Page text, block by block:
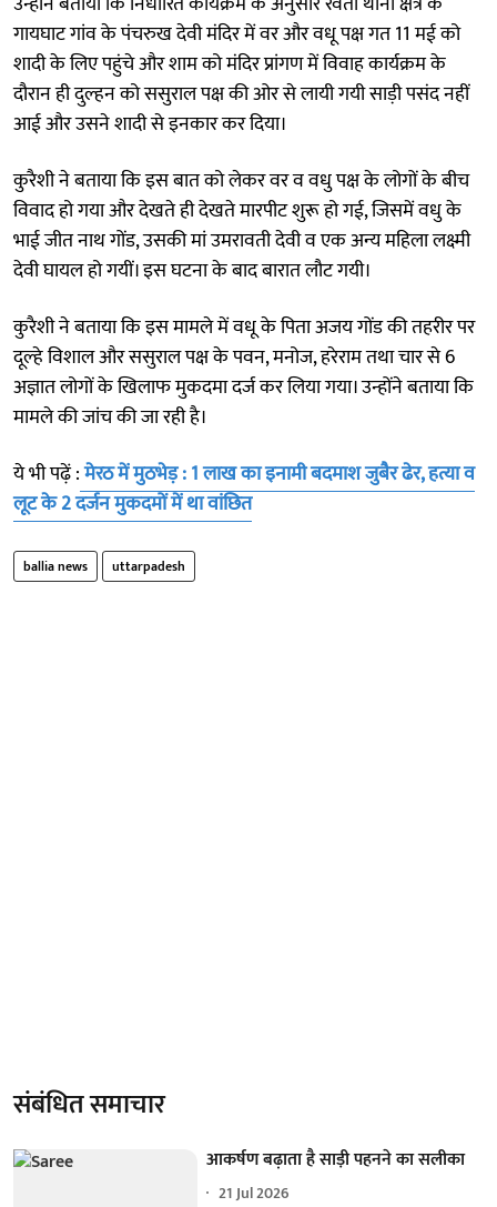
गायघाट गांव के पंचरुख देवी मंदिर में वर और वधू पक्ष गत 11 मई को
शादी के लिए पहुंचे और शाम को मंदिर प्रांगण में विवाह कार्यक्रम के
दौरान ही दुल्हन को ससुराल पक्ष की ओर से लायी गयी साड़ी पसंद नहीं
आई और उसने शादी से इनकार कर दिया।
कुरैशी ने बताया कि इस बात को लेकर वर व वधु पक्ष के लोगों के बीच
विवाद हो गया और देखते ही देखते मारपीट शुरू हो गई, जिसमें वधु के
भाई जीत नाथ गोंड, उसकी मां उमरावती देवी व एक अन्य महिला लक्ष्मी
देवी घायल हो गयीं‍। इस घटना के बाद बारात लौट गयी।
कुरैशी ने बताया कि इस मामले में वधू के पिता अजय गोंड की तहरीर पर
दूल्हे विशाल और ससुराल पक्ष के पवन, मनोज, हरेराम तथा चार से 6
अज्ञात लोगों के खिलाफ मुकदमा दर्ज कर लिया गया। उन्होंने बताया कि
मामले की जांच की जा रही है।
ये भी पढ़ें :मेरठ में मुठभेड़ : 1 लाख का इनामी बदमाश जुबैर ढेर, हत्या व
लूट के 2 दर्जन मुकदमों में था वांछित
ballia news uttarpadesh
संबंधित समाचार
आकर्षण बढ़ाता है साड़ी पहनने का सलीका
21 Jul 2026